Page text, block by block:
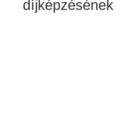
díjképzésének